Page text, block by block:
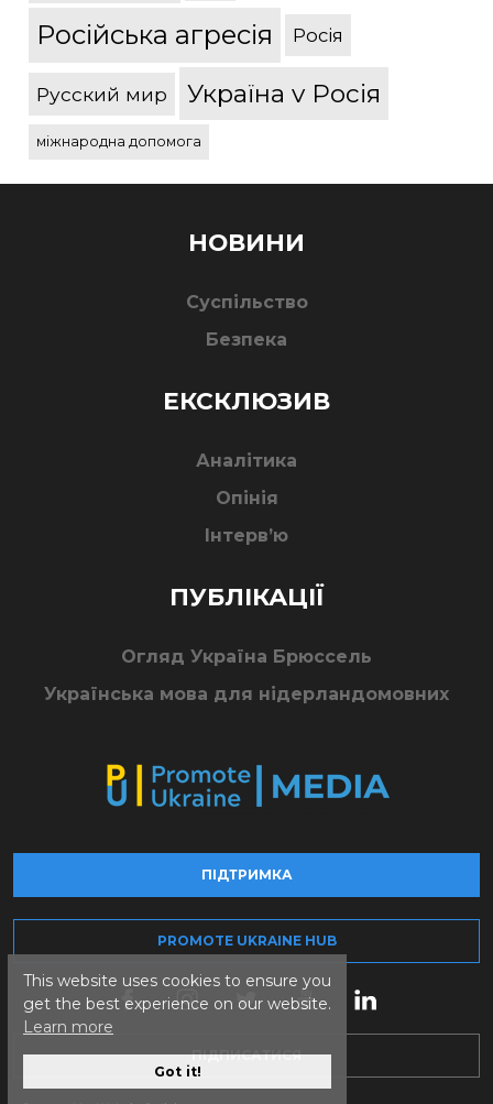
This website uses cookies to ensure you
get the best experience on our website.
Learn more
Got it!
Російська агресія Росія
Русский мир Україна v Росія
міжнародна допомога
НОВИНИ
Суспільство
Безпека
ЕКСКЛЮЗИВ
Аналітика
Опінія
Інтерв’ю
ПУБЛІКАЦІЇ
Огляд Україна Брюссель
Українська мова для нідерландомовних
ПІДТРИМКА
PROMOTE UKRAINE HUB
ПІДПИСАТИСЯ